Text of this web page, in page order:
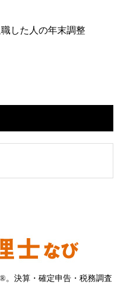
した人の年末調整
。決算・確定申告・税務調査